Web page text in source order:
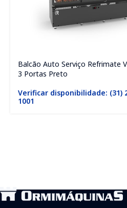
Balcão Auto Serviço Refrimate
3 Portas Preto
Verificar disponibilidade: (31)
1001